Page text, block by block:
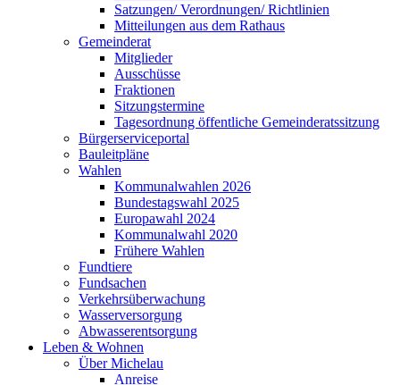
Satzungen/ Verordnungen/ Richtlinien
Mitteilungen aus dem Rathaus
Gemeinderat
Mitglieder
Ausschüsse
Fraktionen
Sitzungstermine
Tagesordnung öffentliche Gemeinderatssitzung
Bürgerserviceportal
Bauleitpläne
Wahlen
Kommunalwahlen 2026
Bundestagswahl 2025
Europawahl 2024
Kommunalwahl 2020
Frühere Wahlen
Fundtiere
Fundsachen
Verkehrsüberwachung
Wasserversorgung
Abwasserentsorgung
Leben & Wohnen
Über Michelau
Anreise